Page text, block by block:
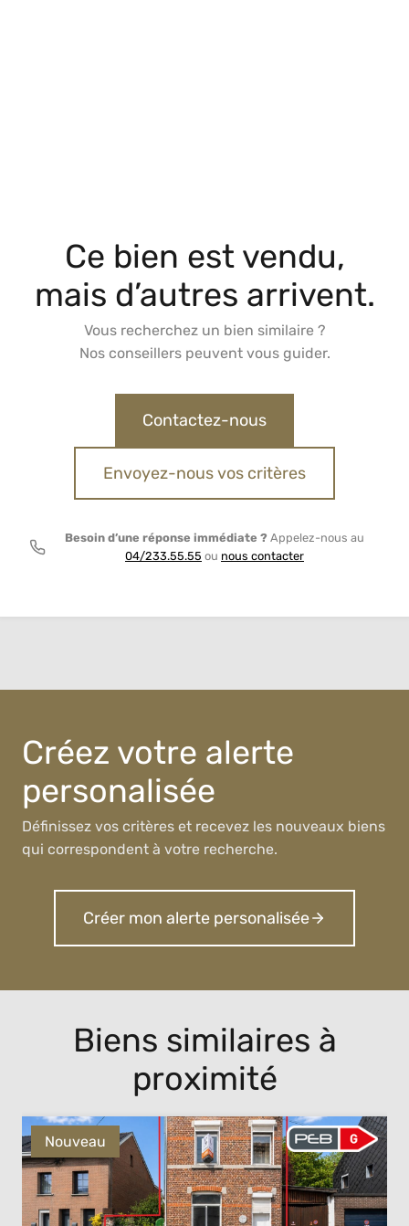
Ce bien est vendu,
mais d’autres arrivent.
Vous recherchez un bien similaire ?
Nos conseillers peuvent vous guider.
Contactez-nous
Envoyez-nous vos critères
Besoin d’une réponse immédiate ? Appelez-nous au
04/233.55.55 ou nous contacter
Créez votre alerte
personalisée
Définissez vos critères et recevez les nouveaux biens
qui correspondent à votre recherche.
Créer mon alerte personalisée
Biens similaires à
proximité
Nouveau